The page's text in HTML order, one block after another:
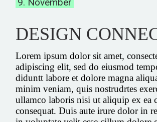
DESIGN
Lorem ipsum dolor sit amet,
adipiscing elit, sed do eiusmod
diduntt labore et dolore magna
minim veniam, quis nostrudrtes
ullamco laboris nisi ut aliquip ex ea
consequat. Duis aute irure dolor in